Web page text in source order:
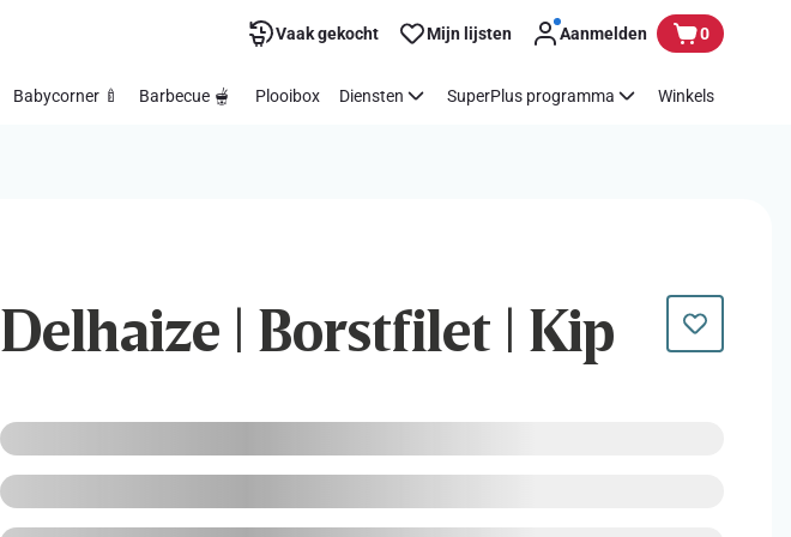
Vaak gekocht Mijn lijsten Aanmelden 0
Babycorner 🍼 Barbecue 🫕 Plooibox Diensten SuperPlus programma Winkels
Delhaize | Borstfilet | Kip